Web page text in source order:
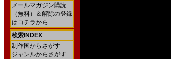
メールマガジン購読
（無料）＆解除の登録
はコチラから
検索INDEX
制作国からさがす
ジャンルからさがす